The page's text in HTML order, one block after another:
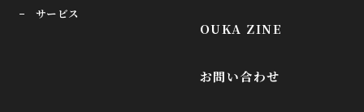
サービス
OUKA ZINE
お問い合わせ